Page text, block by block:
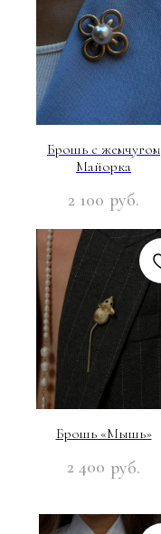
Брошь с жемчугом
Майорка
2 100 руб.
Брошь «Мышь»
2 400 руб.